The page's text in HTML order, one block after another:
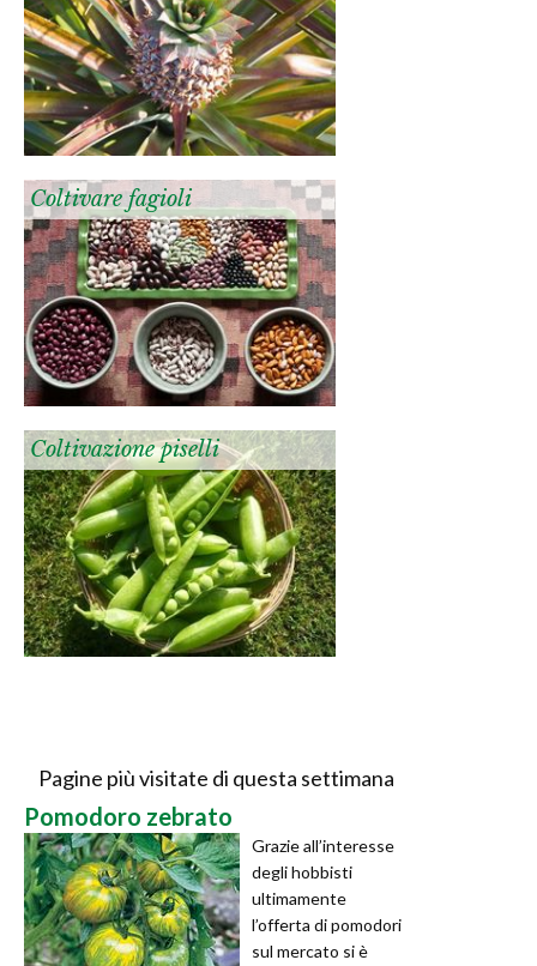
Coltivare fagioli
Coltivazione piselli
Pagine più visitate di questa settimana
Pomodoro zebrato
Grazie all’interesse
degli hobbisti
ultimamente
l’offerta di pomodori
sul mercato si è